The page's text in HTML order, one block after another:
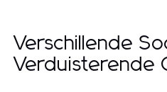
Verschillende
Verduisterende